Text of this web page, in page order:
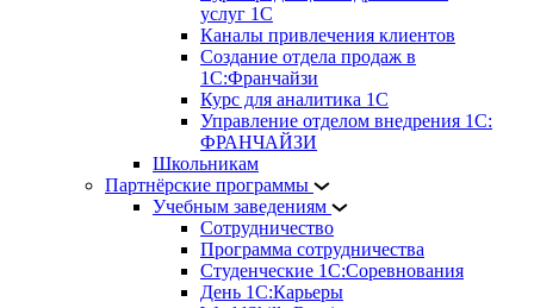
услуг 1С
Каналы привлечения клиентов
Создание отдела продаж в
1С:Франчайзи
Курс для аналитика 1С
Управление отделом внедрения 1С:
ФРАНЧАЙЗИ
Школьникам
Партнёрские программы
Учебным заведениям
Сотрудничество
Программа сотрудничества
Студенческие 1С:Соревнования
День 1С:Карьеры